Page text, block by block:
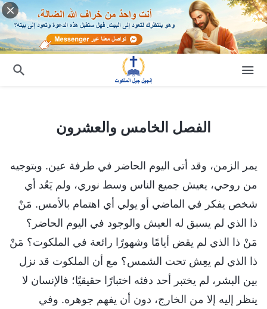
الفصل الخامس والعشرون
يمر الزمن، وقد أتى اليوم الحاضر في طرفة عين. وبتوجيه
من روحي، يعيش جميع الناس وسط نوري، ولم يَعُد أي
شخص يفكر في الماضي أو يولي أي اهتمام بالأمس. مَنْ
ذا الذي لم يسبق له العيش والوجود في اليوم الحاضر؟
مَنْ ذا الذي لم يقض أيامًا وشهورًا رائعة في الملكوت؟ مَنْ
ذا الذي لم يعِش تحت الشمس؟ مع أن الملكوت قد نزل
بين البشر، لم يختبر أحد دفئه اختبارًا حقيقيًا؛ فالإنسان لا
ينظر إليه إلا من الخارج، دون أن يفهم جوهره. وفي